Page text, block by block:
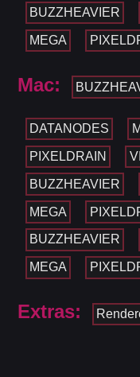
BUZZHEAVIER
MEGA
Mac:
DATANODES
PIXELDRAIN
BUZZHEAVIER
MEGA
BUZZHEAVIER
MEGA
Extras: